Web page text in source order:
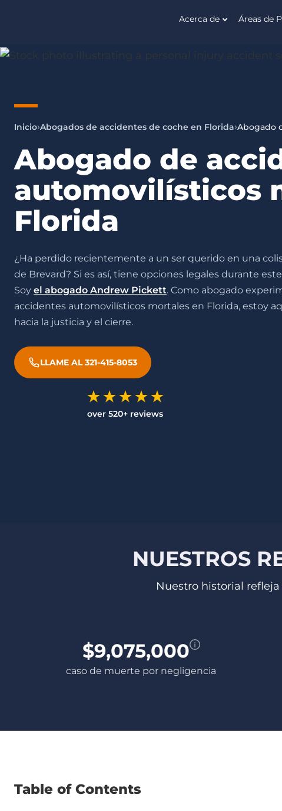
Pickett
Law
Attorney
Advocate
|
An
Ally
Acerca de Áreas de
Inicio Abogados de accidentes de coche en Florida Abogado
Abogado de
automovilísticos
Florida
¿Ha perdido recientemente a un ser querido en una
de Brevard? Si es así, tiene opciones legales durante
Soy el abogado Andrew Pickett. Como abogado
accidentes automovilísticos mortales en Florida, estoy
hacia la justicia y el cierre.
LLAME AL 321-415-8053
over 520+ reviews
NUESTROS
Nuestro historial
$9,075,000
caso de muerte por negligencia
Table of Contents